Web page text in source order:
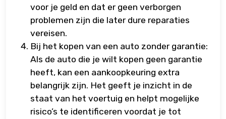
voor je geld en dat er geen verborgen
problemen zijn die later dure reparaties
vereisen.
Bij het kopen van een auto zonder garantie:
Als de auto die je wilt kopen geen garantie
heeft, kan een aankoopkeuring extra
belangrijk zijn. Het geeft je inzicht in de
staat van het voertuig en helpt mogelijke
risico’s te identificeren voordat je tot